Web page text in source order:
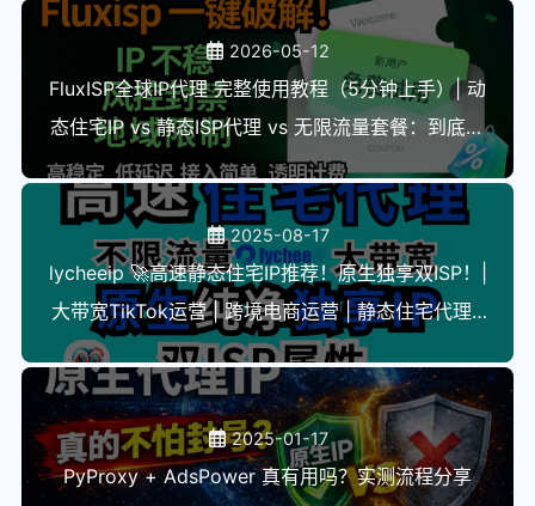
2026-05-12
FluxISP全球IP代理 完整使用教程（5分钟上手）| 动
态住宅IP vs 静态ISP代理 vs 无限流量套餐：到底怎
么选？
2025-08-17
lycheeip 🚀高速静态住宅IP推荐！原生独享双ISP！|
大带宽TikTok运营 | 跨境电商运营 | 静态住宅代理 |
AM科技
2025-01-17
PyProxy + AdsPower 真有用吗？实测流程分享